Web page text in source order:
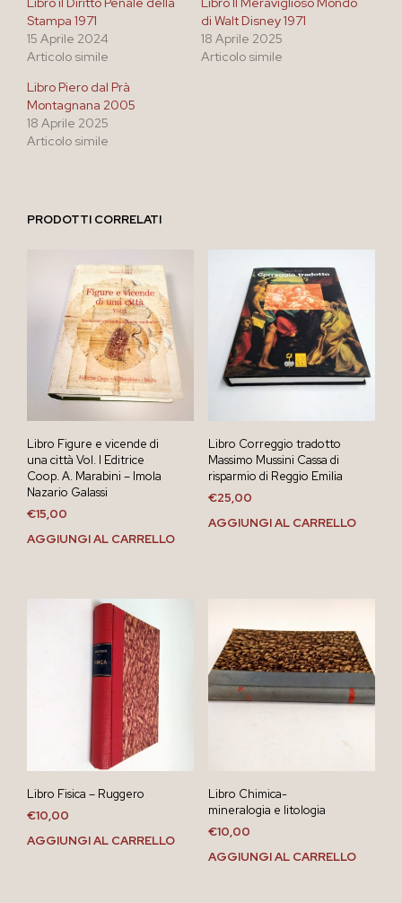
Stampa 1971
15 Aprile 2024
Articolo simile
di Walt Disney 1971
18 Aprile 2025
Articolo simile
Libro Piero dal Prà
Montagnana 2005
18 Aprile 2025
Articolo simile
PRODOTTI CORRELATI
Libro Figure e vicende di
una città Vol. I Editrice
Coop. A. Marabini – Imola
Nazario Galassi
€15,00
AGGIUNGI AL CARRELLO
Libro Correggio tradotto
Massimo Mussini Cassa di
risparmio di Reggio Emilia
€25,00
AGGIUNGI AL CARRELLO
Libro Fisica – Ruggero
€10,00
AGGIUNGI AL CARRELLO
Libro Chimica-
mineralogia e litologia
€10,00
AGGIUNGI AL CARRELLO